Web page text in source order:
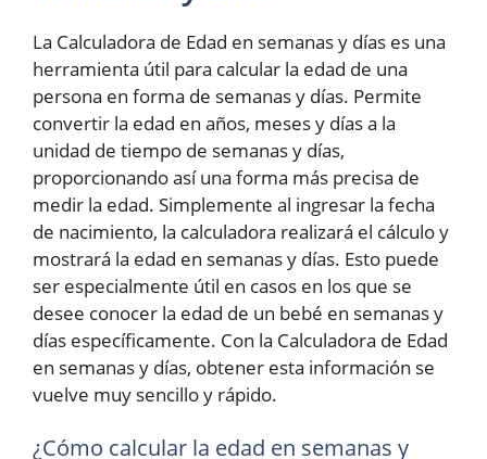
La Calculadora de Edad en semanas y días es una
herramienta útil para calcular la edad de una
persona en forma de semanas y días. Permite
convertir la edad en años, meses y días a la
unidad de tiempo de semanas y días,
proporcionando así una forma más precisa de
medir la edad. Simplemente al ingresar la fecha
de nacimiento, la calculadora realizará el cálculo y
mostrará la edad en semanas y días. Esto puede
ser especialmente útil en casos en los que se
desee conocer la edad de un bebé en semanas y
días específicamente. Con la Calculadora de Edad
en semanas y días, obtener esta información se
vuelve muy sencillo y rápido.
¿Cómo calcular la edad en semanas y